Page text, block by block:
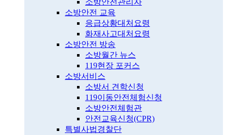
소방안전 교육
응급상황대처요령
화재사고대처요령
소방안전 방송
소방월간 뉴스
119현장 포커스
소방서비스
소방서 견학신청
119이동안전체험신청
소방안전체험관
안전교육신청(CPR)
특별사법경찰단